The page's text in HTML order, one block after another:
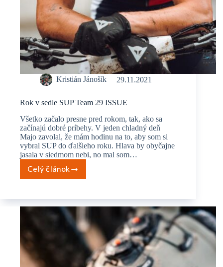
Kristián Jánošík 29.11.2021
Rok v sedle SUP Team 29 ISSUE
Všetko začalo presne pred rokom, tak, ako sa
začínajú dobré príbehy. V jeden chladný deň
Majo zavolal, že mám hodinu na to, aby som si
vybral SUP do ďalšieho roku. Hlava by obyčajne
jasala v siedmom nebi, no mal som…
Celý článok
Rok
SUP
Team
ISSUE